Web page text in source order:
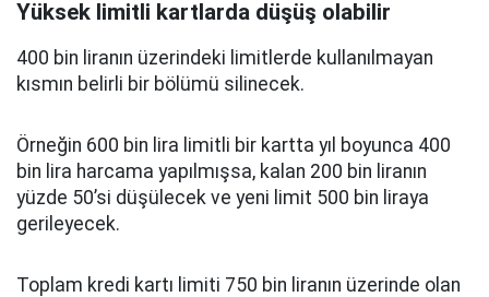
Yüksek limitli kartlarda düşüş olabilir
400 bin liranın üzerindeki limitlerde kullanılmayan
kısmın belirli bir bölümü silinecek.
Örneğin 600 bin lira limitli bir kartta yıl boyunca 400
bin lira harcama yapılmışsa, kalan 200 bin liranın
yüzde 50’si düşülecek ve yeni limit 500 bin liraya
gerileyecek.
Toplam kredi kartı limiti 750 bin liranın üzerinde olan